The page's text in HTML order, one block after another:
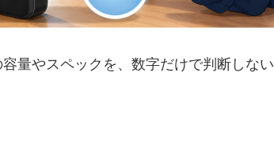
量やスペックを、数字だけで判断しない